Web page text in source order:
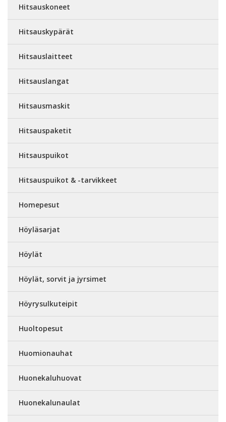
Hitsauskoneet
Hitsauskypärät
Hitsauslaitteet
Hitsauslangat
Hitsausmaskit
Hitsauspaketit
Hitsauspuikot
Hitsauspuikot & -tarvikkeet
Homepesut
Höyläsarjat
Höylät
Höylät, sorvit ja jyrsimet
Höyrysulkuteipit
Huoltopesut
Huomionauhat
Huonekaluhuovat
Huonekalunaulat